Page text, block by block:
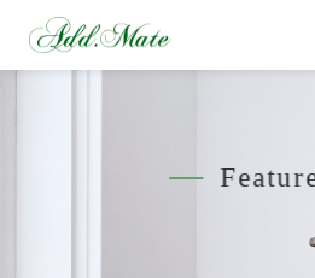
キャンディチー